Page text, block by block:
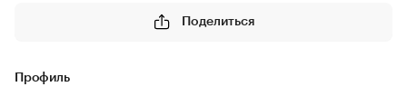
Поделиться
Профиль